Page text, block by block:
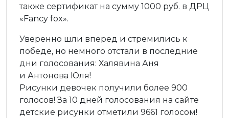
также сертификат на сумму 1000 руб. в ДРЦ
«Fancy fox».
Уверенно шли вперед и стремились к
победе, но немного отстали в последние
дни голосования: Халявина Аня
и Антонова Юля!
Рисунки девочек получили более 900
голосов! За 10 дней голосования на сайте
детские рисунки отметили 9661 голосом!